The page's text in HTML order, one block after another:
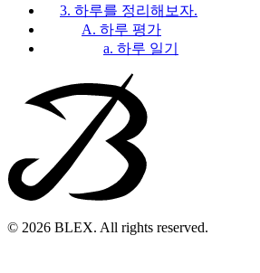
3. 하루를 정리해보자.
A. 하루 평가
a. 하루 일기
© 2026 BLEX. All rights reserved.